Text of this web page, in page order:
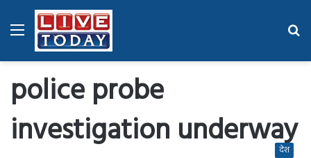
Menu
police probe
investigation underway
देश